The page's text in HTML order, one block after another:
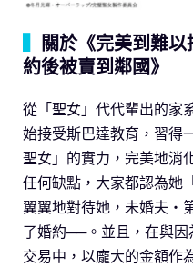
關於《完美到難
約後被賣到鄰國》
從「聖女」代代輩出的家
始接受斯巴達教育，習得
聖女」的實力，完美地消
任何缺點，大家都認為她
翼翼地對待她，未婚夫‧
了婚約──。並且，在與因
交易中，以龐大的金額作